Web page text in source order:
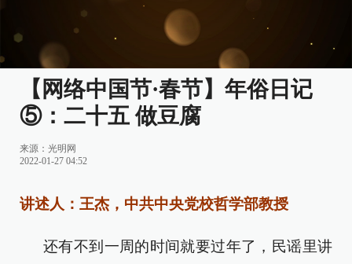
【网络中国节·春节】年俗日记
⑤：二十五 做豆腐
来源： 光明网
2022-01-27 04:52
讲述人：王杰，中共中央党校哲学部教授
还有不到一周的时间就要过年了，民谣里讲